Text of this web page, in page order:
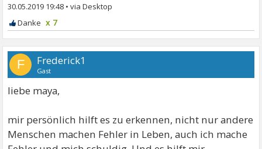
30.05.2019 19:48 •
x 7
F Frederick1
Gast
liebe maya,
mir persönlich hilft es zu erkennen, nicht nur andere
Menschen machen Fehler in Leben, auch ich mache